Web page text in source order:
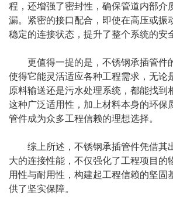
程，还增强了密封性，确保管道内部介
漏。紧密的接口配合，即使在高压或振
稳定的连接状态，提升了整个系统的安
更值得一提的是，不锈钢承插管件
使得它能灵活适应各种工程需求，无论
原料输送还是污水处理系统，都能找到
这种广泛适用性，加上材料本身的环保
管件成为众多工程信赖的理想选择。
综上所述， 不锈钢承插管件凭借其
大的连接性能，不仅强化了工程项目的
用性与耐用性，构建起工程信赖的坚固
供了坚实保障。